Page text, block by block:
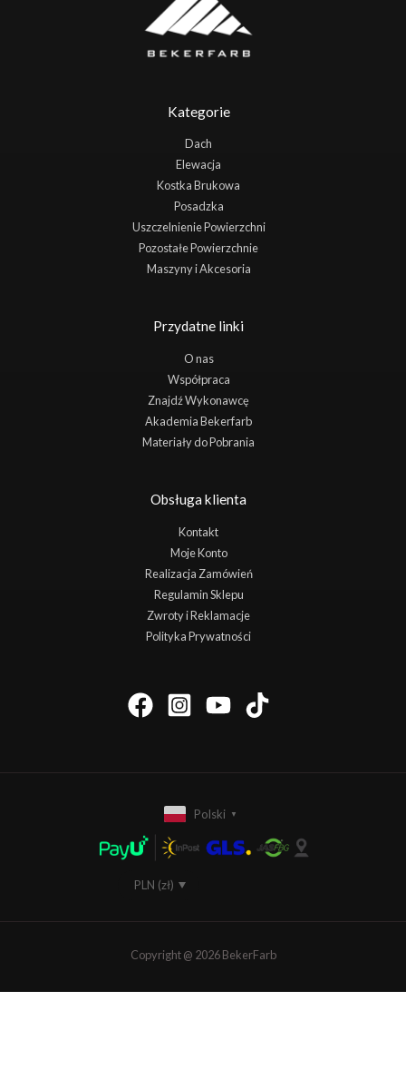
Kategorie
Dach
Elewacja
Kostka Brukowa
Posadzka
Uszczelnienie Powierzchni
Pozostałe Powierzchnie
Maszyny i Akcesoria
Przydatne linki
O nas
Współpraca
Znajdź Wykonawcę
Akademia Bekerfarb
Materiały do Pobrania
Obsługa klienta
Kontakt
Moje Konto
Realizacja Zamówień
Regulamin Sklepu
Zwroty i Reklamacje
Polityka Prywatności
Polski ▼
PLN (zł)
Copyright @ 2026 BekerFarb